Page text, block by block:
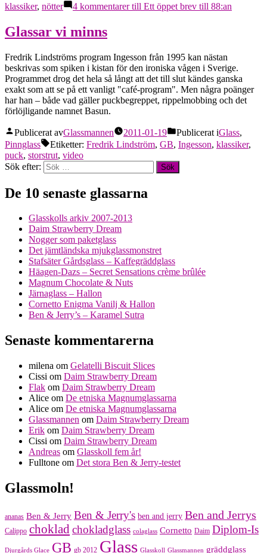
klassiker, nötter 4 kommentarertill Ett öppet brev till 88:an
Glassar vi minns
Fredrik Lindströms program Ingesson från 1995 kan nästan
beskrivas som spiken i kistan för den ironiska vågen i Sverige.
Programmet drog det hela så långt att det till slut kändes ganska
exakt som att se på ett vanligt "café-program". Men några poänger
har han – både vad gäller puckbegreppet, rippelmobbing och det
förlöjligande namnet Basun.
Publicerat avGlassmannen 2011-01-19 Publicerat iGlass,
Pinnglass
Etiketter: Fredrik Lindström, GB, Ingesson, klassiker,
puck, storstrut, video
Sök efter:
De 10 senaste glassarna
Glasskolls arkiv 2007-2013
Daim Strawberry Dream
Nogger som paketglass
Det jämtländska mjukglassmonstret
Stafsäter Gårdsglass – Kaffegräddglass
Häagen-Dazs – Secret Sensations crème brûlée
Magnum Chocolate & Nuts
Järnaglass – Hallon
Cornetto Enigma Vanilj & Hallon
Ben & Jerry’s – Karamel Sutra
Senaste kommentarerna
milena om Gelatelli Biscuit Slices
Cissi om Daim Strawberry Dream
Flak om Daim Strawberry Dream
Alice om De etniska Magnumglassarna
Alice om De etniska Magnumglassarna
Glassmannen om Daim Strawberry Dream
Erik om Daim Strawberry Dream
Cissi om Daim Strawberry Dream
Andreas om Glasskoll fem år!
Fulltone om Det stora Ben & Jerry-testet
Glassmoln!
ananas Ben & Jerry Ben & Jerry's ben and jerry Ben and Jerrys
Calippo choklad chokladglass colaglass Cornetto Daim Diplom-Is
Djurgårds Glace GB gb 2012 Glass Glasskoll Glassmannen gräddglass